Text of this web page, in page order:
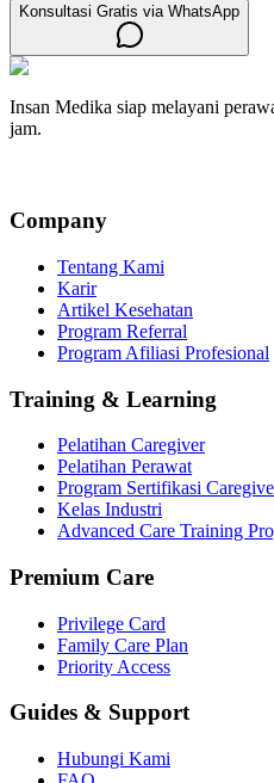
Konsultasi Gratis via WhatsApp
Insan Medika siap melayani
jam.
Company
Tentang Kami
Karir
Artikel Kesehatan
Program Referral
Program Afiliasi Profesional
Training & Learning
Pelatihan Caregiver
Pelatihan Perawat
Program Sertifikasi
Kelas Industri
Advanced Care Training
Premium Care
Privilege Card
Family Care Plan
Priority Access
Guides & Support
Hubungi Kami